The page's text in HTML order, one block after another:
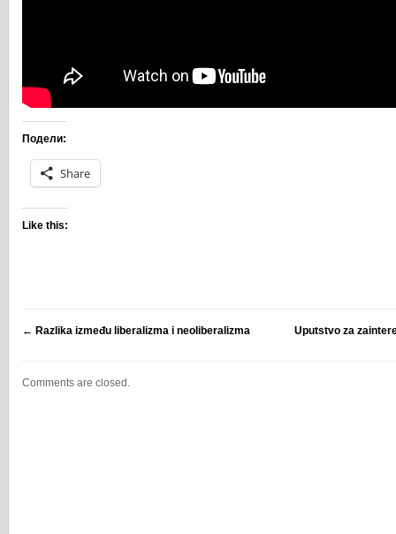
Подели:
Share
Like this:
← Razlika između liberalizma i neoliberalizma Uputstvo za
Comments are closed.